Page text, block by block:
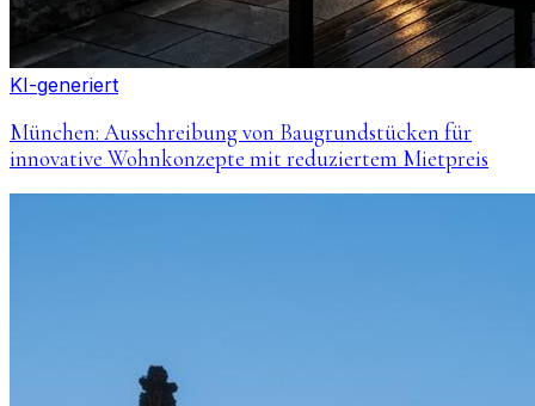
KI-generiert
München: Ausschreibung von Baugrundstücken für
innovative Wohnkonzepte mit reduziertem Mietpreis